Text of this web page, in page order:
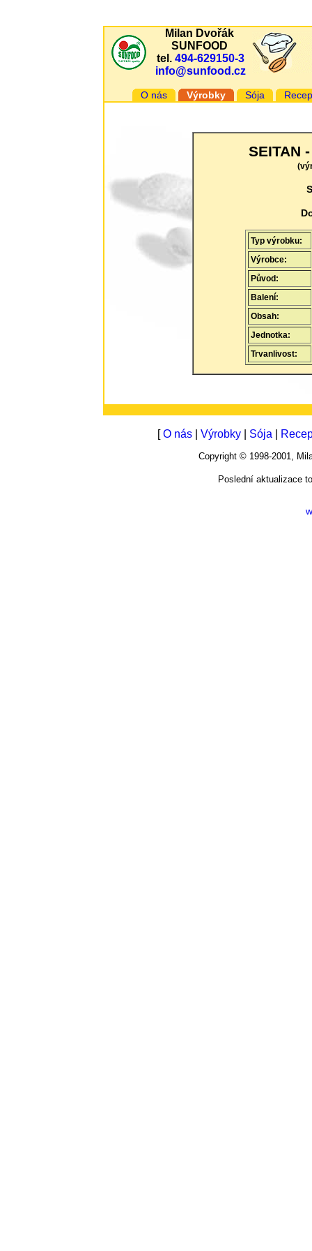
Milan Dvořák
SUNFOOD
tel. 494-629150-3
info@sunfood.cz
O nás Výrobky Sója
SEITAN
Typ výrobku:
Výrobce:
Původ:
Balení:
Obsah:
Jednotka:
Trvanlivost:
[O nás Výrobky Sója
Copyright © 1998-2001,
Poslední aktualizace